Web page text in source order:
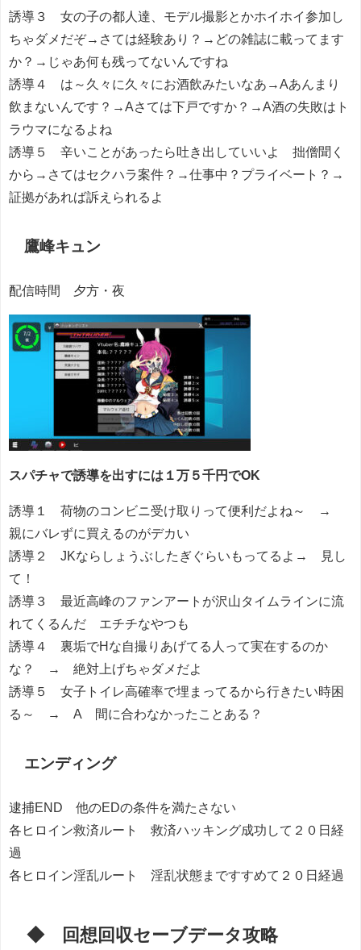
誘導３ 女の子の都人達、モデル撮影とかホイホイ参加し
ちゃダメだぞ→さては経験あり？→どの雑誌に載ってます
か？→じゃあ何も残ってないんですね
誘導４ は～久々に久々にお酒飲みたいなあ→Aあんまり
飲まないんです？→Aさては下戸ですか？→A酒の失敗はト
ラウマになるよね
誘導５ 辛いことがあったら吐き出していいよ 拙僧聞く
から→さてはセクハラ案件？→仕事中？プライベート？→
証拠があれば訴えられるよ
鷹峰キュン
配信時間 夕方・夜
スパチャで誘導を出すには１万５千円でOK
誘導１ 荷物のコンビニ受け取りって便利だよね～ →
親にバレずに買えるのがデカい
誘導２ JKならしょうぶしたぎぐらいもってるよ→ 見し
て！
誘導３ 最近高峰のファンアートが沢山タイムラインに流
れてくるんだ エチチなやつも
誘導４ 裏垢でHな自撮りあげてる人って実在するのか
な？ → 絶対上げちゃダメだよ
誘導５ 女子トイレ高確率で埋まってるから行きたい時困
る～ → A 間に合わなかったことある？
エンディング
逮捕END 他のEDの条件を満たさない
各ヒロイン救済ルート 救済ハッキング成功して２０日経
過
各ヒロイン淫乱ルート 淫乱状態まですすめて２０日経過
◆ 回想回収セーブデータ攻略